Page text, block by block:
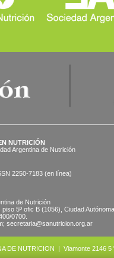
NUTRICIÓN
Argentina de Nutrición
2250-7183 (en línea)
de Nutrición
5º ofic B (1056), Ciudad
0700.
secretaria@sanutricion.org.ar
DE NUTRICION | Viamonte 2146